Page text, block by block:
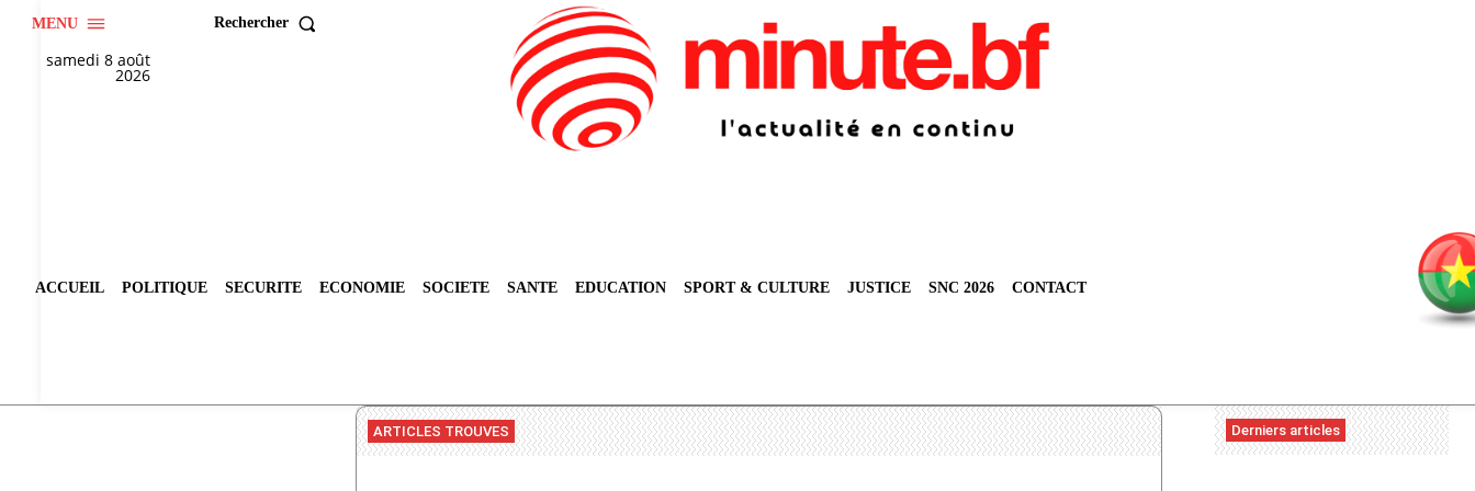
MENU Rechercher
samedi 8 août
2026
ACCUEIL POLITIQUE SECURITE ECONOMIE SOCIETE SANTE EDUCATION SPORT & CULTURE JUSTICE SNC 2026 CONTACT
ARTICLES TROUVES Derniers articles